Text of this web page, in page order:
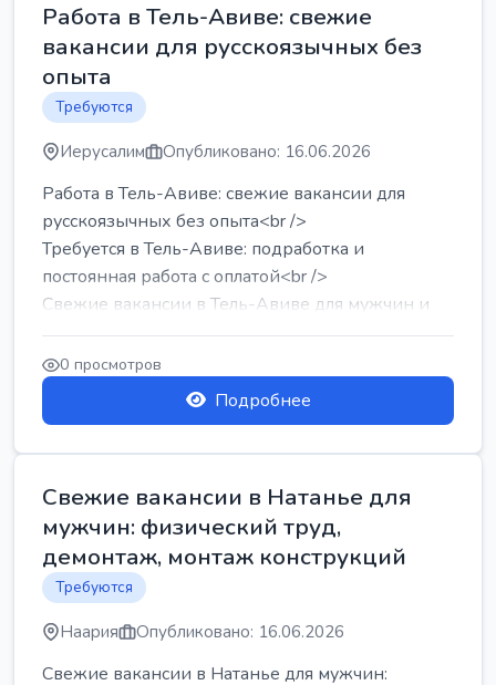
Работа в Тель-Авиве: свежие
вакансии для русскоязычных без
опыта
Требуются
Иерусалим Опубликовано: 16.06.2026
Работа в Тель-Авиве: свежие вакансии для
русскоязычных без опыта<br />
Требуется в Тель-Авиве: подработка и
постоянная работа с оплатой<br />
Свежие вакансии в Тель-Авиве для мужчин и
женщин от хозя...
0 просмотров
Подробнее
Свежие вакансии в Натанье для
мужчин: физический труд,
демонтаж, монтаж конструкций
Требуются
Наария Опубликовано: 16.06.2026
Свежие вакансии в Натанье для мужчин: